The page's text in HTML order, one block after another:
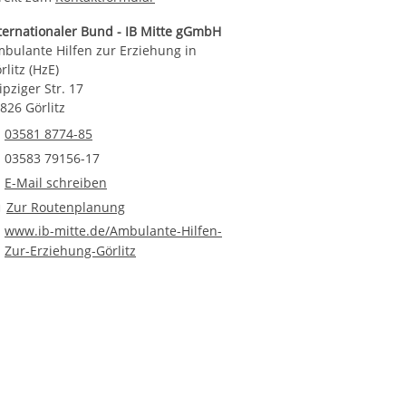
Bund - IB Mitte gGmbH
Hilfen zur Erziehung in
(HzE)
Str. 17
Görlitz
03581 8774-85
03583 79156-17
Mail an Ambulante Hilfen zur Erziehung in Görlitz (HzE)
E-Mail schreiben
Route planen
Zur Routenplanung
www.ib-mitte.de/Ambulante-Hilfen-
Zur-Erziehung-Görlitz